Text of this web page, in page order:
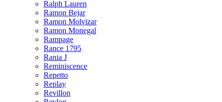
Ralph Lauren
Ramon Bejar
Ramon Molvizar
Ramon Monegal
Rampage
Rance 1795
Rania J
Reminiscence
Repetto
Replay
Revillon